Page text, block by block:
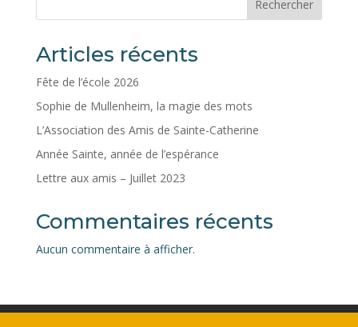
Rechercher
Articles récents
Fête de l’école 2026
Sophie de Mullenheim, la magie des mots
L’Association des Amis de Sainte-Catherine
Année Sainte, année de l’espérance
Lettre aux amis – Juillet 2023
Commentaires récents
Aucun commentaire à afficher.